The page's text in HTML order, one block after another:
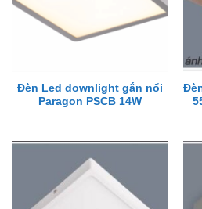
Đèn Led downlight gắn nổi
Paragon PSCB 14W